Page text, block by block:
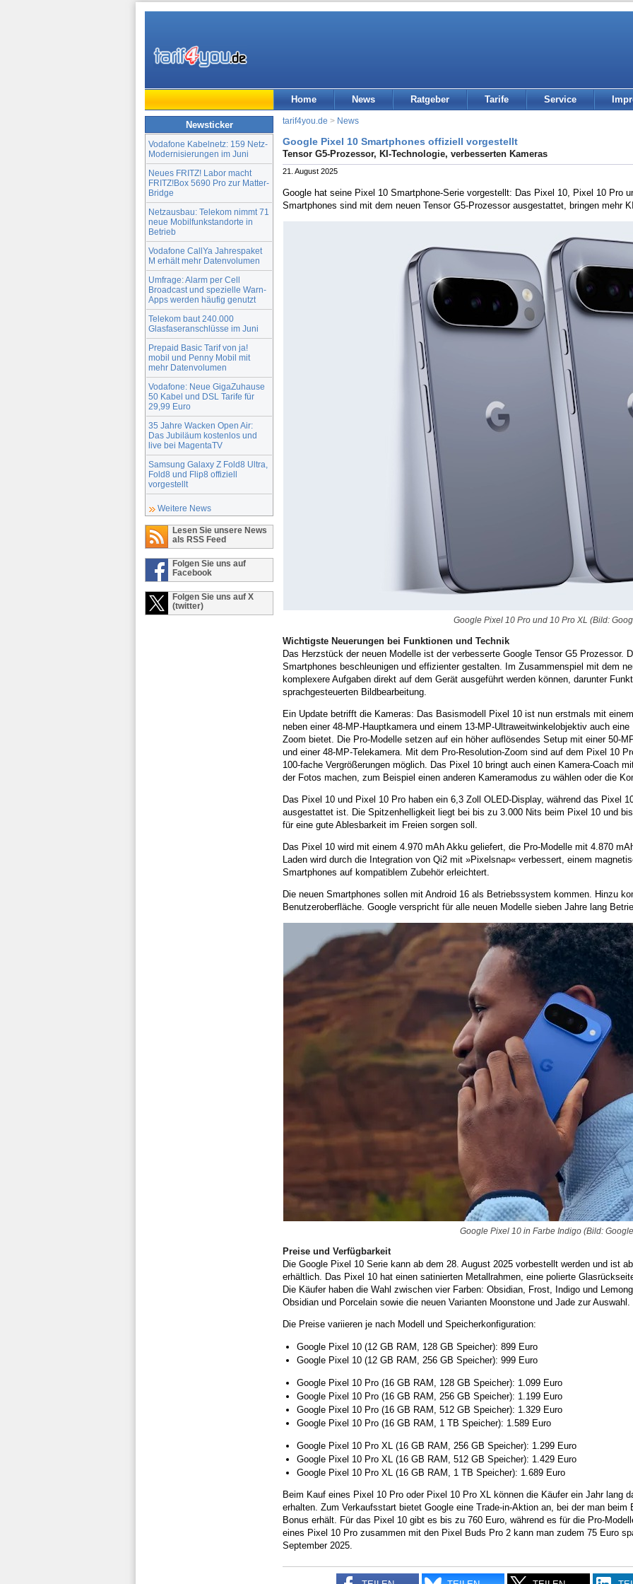
Home News Ratgeber Tarife Service
Newsticker
Vodafone Kabelnetz: 159 Netz-
Modernisierungen im Juni
Neues FRITZ! Labor macht
FRITZ!Box 5690 Pro zur Matter-
Bridge
Netzausbau: Telekom nimmt 71
neue Mobilfunkstandorte in
Betrieb
Vodafone CallYa Jahrespaket
M erhält mehr Datenvolumen
Umfrage: Alarm per Cell
Broadcast und spezielle Warn-
Apps werden häufig genutzt
Telekom baut 240.000
Glasfaseranschlüsse im Juni
Prepaid Basic Tarif von ja!
mobil und Penny Mobil mit
mehr Datenvolumen
Vodafone: Neue GigaZuhause
50 Kabel und DSL Tarife für
29,99 Euro
35 Jahre Wacken Open Air:
Das Jubiläum kostenlos und
live bei MagentaTV
Samsung Galaxy Z Fold8 Ultra,
Fold8 und Flip8 offiziell
vorgestellt
Weitere News
Lesen Sie unsere News
als RSS Feed
Folgen Sie uns auf
Facebook
Folgen Sie uns auf X
(twitter)
tarif4you.de > News
Google Pixel 10 Smartphones offiziell vorgestellt
Tensor G5-Prozessor, KI-Technologie, verbesserten Kameras
21. August 2025
Google hat seine Pixel 10 Smartphone-Serie vorgestellt: Das Pixel 10, Pixel 10 Pro
Smartphones sind mit dem neuen Tensor G5-Prozessor ausgestattet, bringen mehr
Google Pixel 10 Pro und 10 Pro XL (Bild:
Wichtigste Neuerungen bei Funktionen und Technik
Das Herzstück der neuen Modelle ist der verbesserte Google Tensor G5 Prozessor.
Smartphones beschleunigen und effizienter gestalten. Im Zusammenspiel mit dem
komplexere Aufgaben direkt auf dem Gerät ausgeführt werden können, darunter
sprachgesteuerten Bildbearbeitung.
Ein Update betrifft die Kameras: Das Basismodell Pixel 10 ist nun erstmals mit
neben einer 48-MP-Hauptkamera und einem 13-MP-Ultraweitwinkelobjektiv auch
Zoom bietet. Die Pro-Modelle setzen auf ein höher auflösendes Setup mit einer 50-
und einer 48-MP-Telekamera. Mit dem Pro-Resolution-Zoom sind auf dem Pixel 10
100-fache Vergrößerungen möglich. Das Pixel 10 bringt auch einen Kamera-Coach
der Fotos machen, zum Beispiel einen anderen Kameramodus zu wählen oder die
Das Pixel 10 und Pixel 10 Pro haben ein 6,3 Zoll OLED-Display, während das Pixel
ausgestattet ist. Die Spitzenhelligkeit liegt bei bis zu 3.000 Nits beim Pixel 10 und
für eine gute Ablesbarkeit im Freien sorgen soll.
Das Pixel 10 wird mit einem 4.970 mAh Akku geliefert, die Pro-Modelle mit 4.870
Laden wird durch die Integration von Qi2 mit »Pixelsnap« verbessert, einem
Smartphones auf kompatiblem Zubehör erleichtert.
Die neuen Smartphones sollen mit Android 16 als Betriebssystem kommen. Hinzu
Benutzeroberfläche. Google verspricht für alle neuen Modelle sieben Jahre lang
Google Pixel 10 in Farbe Indigo (Bild:
Preise und Verfügbarkeit
Die Google Pixel 10 Serie kann ab dem 28. August 2025 vorbestellt werden und ist
erhältlich. Das Pixel 10 hat einen satinierten Metallrahmen, eine polierte
Die Käufer haben die Wahl zwischen vier Farben: Obsidian, Frost, Indigo und
Obsidian und Porcelain sowie die neuen Varianten Moonstone und Jade zur Auswahl.
Die Preise variieren je nach Modell und Speicherkonfiguration:
Google Pixel 10 (12 GB RAM, 128 GB Speicher): 899 Euro
Google Pixel 10 (12 GB RAM, 256 GB Speicher): 999 Euro
Google Pixel 10 Pro (16 GB RAM, 128 GB Speicher): 1.099 Euro
Google Pixel 10 Pro (16 GB RAM, 256 GB Speicher): 1.199 Euro
Google Pixel 10 Pro (16 GB RAM, 512 GB Speicher): 1.329 Euro
Google Pixel 10 Pro (16 GB RAM, 1 TB Speicher): 1.589 Euro
Google Pixel 10 Pro XL (16 GB RAM, 256 GB Speicher): 1.299 Euro
Google Pixel 10 Pro XL (16 GB RAM, 512 GB Speicher): 1.429 Euro
Google Pixel 10 Pro XL (16 GB RAM, 1 TB Speicher): 1.689 Euro
Beim Kauf eines Pixel 10 Pro oder Pixel 10 Pro XL können die Käufer ein Jahr lang
erhalten. Zum Verkaufsstart bietet Google eine Trade-in-Aktion an, bei der man
Bonus erhält. Für das Pixel 10 gibt es bis zu 760 Euro, während es für die Pro-
eines Pixel 10 Pro zusammen mit den Pixel Buds Pro 2 kann man zudem 75 Euro
September 2025.